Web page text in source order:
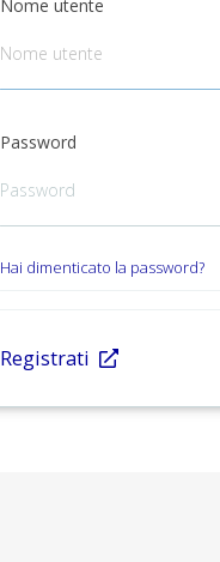
Nome utente
Password
Hai dimenticato la password?
Registrati